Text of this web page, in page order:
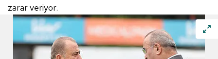
zarar veriyor.